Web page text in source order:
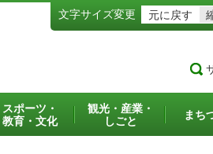
文字サイズ変更 元に戻す
スポーツ・
教育・文化
観光・産業・
しごと
まち